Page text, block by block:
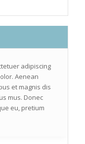
adipiscing
Aenean
et magnis dis
mus. Donec
eu, pretium